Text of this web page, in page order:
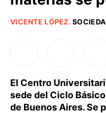
VICENTE LÓPEZ.
El Centro
sede del Ciclo
de Buenos Aires. Se